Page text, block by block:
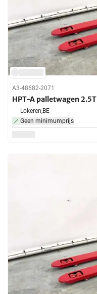
A3-48682-2071
HPT-A palletwagen 2.5T
Lokeren,BE
Geen minimumprijs